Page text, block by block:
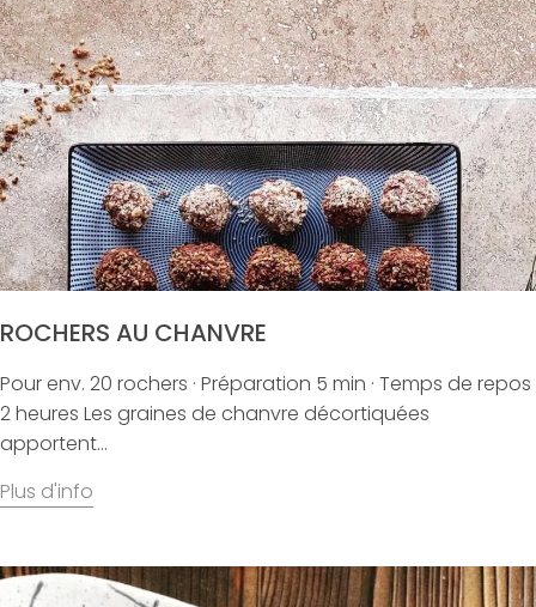
ROCHERS AU CHANVRE
Pour env. 20 rochers · Préparation 5 min · Temps de repos
2 heures Les graines de chanvre décortiquées
apportent...